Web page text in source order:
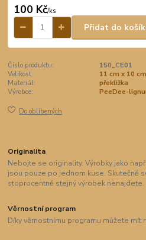
100 Kč/ks
Přidat do
Číslo produktu:
150_CE01
Velikost:
11 cm x 10 cm
Materiál:
překližka
Výrobce:
PeeDee-
Do oblíbených
Originalita
Nebojte se originality. Výrobky jako
jsou pouze po jednom kuse. Skutečně
stoprocentně stejný výrobek nenajdete.
Věrnostní program
Díky věrnostnímu programu můžete mít